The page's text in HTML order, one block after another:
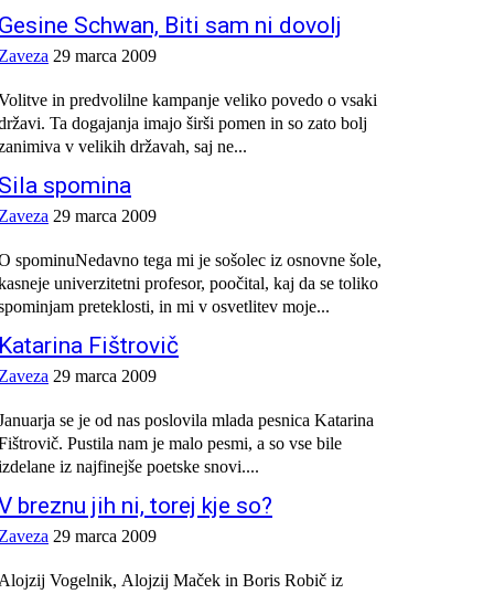
Schwan, Biti sam ni dovolj
29 marca 2009
in predvolilne kampanje veliko povedo o vsaki
Ta dogajanja imajo širši pomen in so zato bolj
v velikih državah, saj ne...
spomina
29 marca 2009
spominuNedavno tega mi je sošolec iz osnovne šole,
univerzitetni profesor, poočital, kaj da se toliko
preteklosti, in mi v osvetlitev moje...
Fištrovič
29 marca 2009
se je od nas poslovila mlada pesnica Katarina
Pustila nam je malo pesmi, a so vse bile
iz najfinejše poetske snovi....
breznu jih ni, torej kje so?
29 marca 2009
Vogelnik, Alojzij Maček in Boris Robič iz